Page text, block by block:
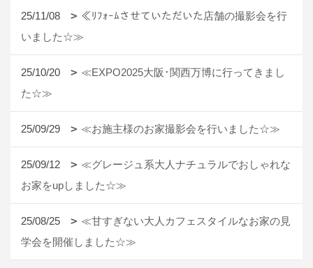
25/11/08
≪ﾘﾌｫｰﾑさせていただいた店舗の撮影会を行
いました☆≫
25/10/20
≪EXPO2025大阪･関西万博に行ってきまし
た☆≫
25/09/29 ≪お施主様のお家撮影会を行いました☆≫
25/09/12
≪グレージュ系大人ナチュラルでおしゃれな
お家をupしました☆≫
25/08/25
≪甘すぎない大人カフェスタイルなお家の見
学会を開催しました☆≫